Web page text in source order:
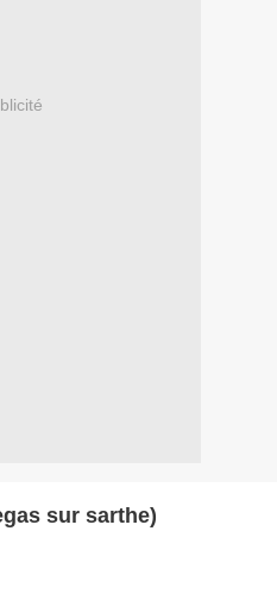
sur sarthe)